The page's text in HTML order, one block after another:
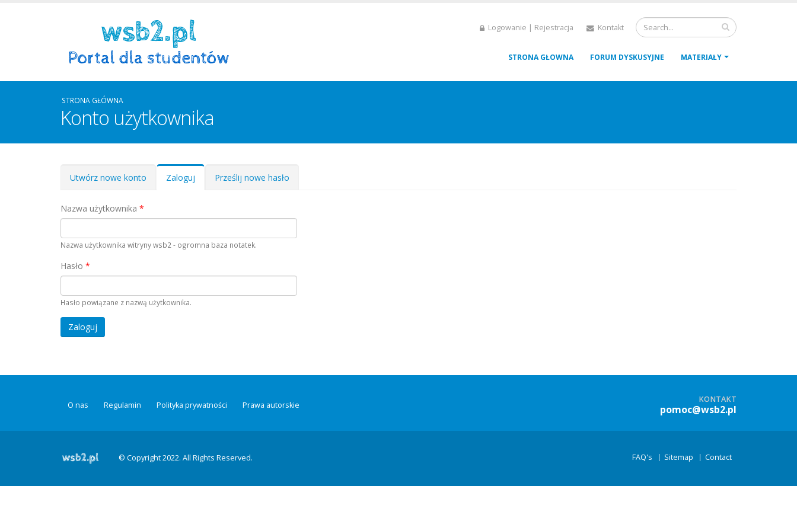
Logowanie | Rejestracja Kontakt
STRONA GŁOWNA FORUM DYSKUSYJNE MATERIAŁY
STRONA GŁÓWNA
Konto użytkownika
Zakładki podstawowe
Utwórz nowe konto Zaloguj (aktywnaPrześlij nowe hasło
Nazwa użytkownika *
Nazwa użytkownika witryny wsb2 - ogromna baza notatek.
Hasło *
Hasło powiązane z nazwą użytkownika.
O nas Regulamin Polityka prywatności Prawa autorskie
KONTAKT
pomoc@wsb2.pl
© Copyright 2022. All Rights Reserved. FAQ's Sitemap Contact